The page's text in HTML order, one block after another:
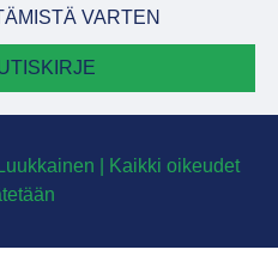
VARTEN
| Kaikki oikeudet